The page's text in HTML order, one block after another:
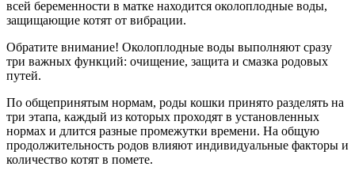
всей беременности в матке находится околоплодные воды,
защищающие котят от вибрации.
Обратите внимание! Околоплодные воды выполняют сразу
три важных функций: очищение, защита и смазка родовых
путей.
По общепринятым нормам, роды кошки принято разделять на
три этапа, каждый из которых проходят в установленных
нормах и длится разные промежутки времени. На общую
продолжительность родов влияют индивидуальные факторы и
количество котят в помете.